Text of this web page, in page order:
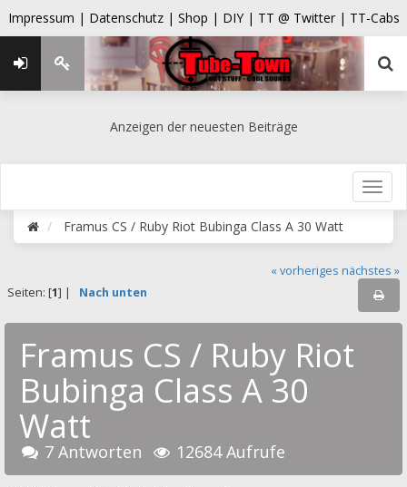
Impressum | Datenschutz | Shop | DIY | TT @ Twitter | TT-Cabs
Anzeigen der neuesten Beiträge
Framus CS / Ruby Riot Bubinga Class A 30 Watt
« vorheriges nächstes »
Seiten: [1] | Nach unten
Framus CS / Ruby Riot
Bubinga Class A 30
Watt
7 Antworten 12684 Aufrufe